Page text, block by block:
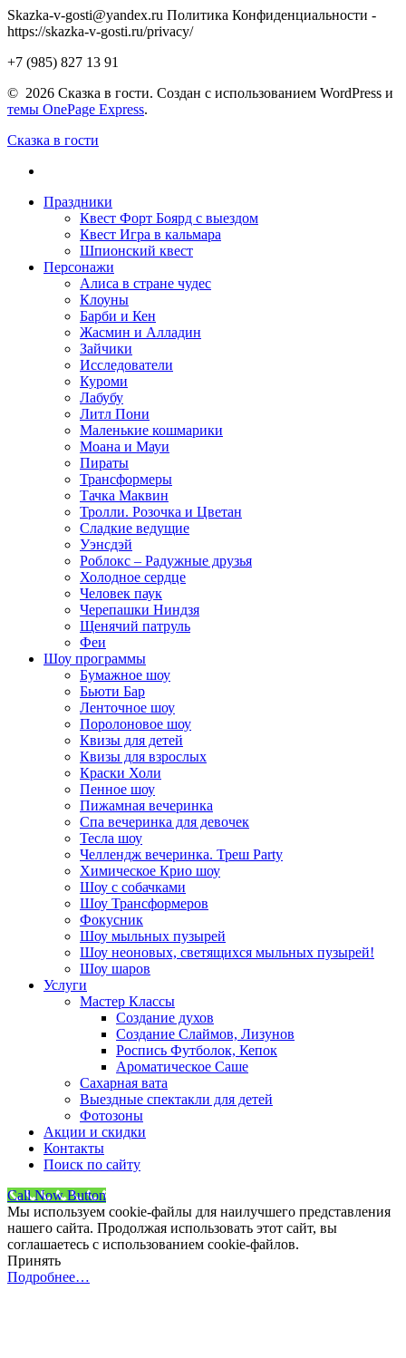
Skazka-v-gosti@yandex.ru Политика Конфиденциальности -
https://skazka-v-gosti.ru/privacy/
+7 (985) 827 13 91
© 2026 Сказка в гости. Создан с использованием WordPress и
темы OnePage Express.
Сказка в гости
Праздники
Квест Форт Боярд с выездом
Квест Игра в кальмара
Шпионский квест
Персонажи
Алиса в стране чудес
Клоуны
Барби и Кен
Жасмин и Алладин
Зайчики
Исследователи
Куроми
Лабубу
Литл Пони
Маленькие кошмарики
Моана и Мауи
Пираты
Трансформеры
Тачка Маквин
Тролли. Розочка и Цветан
Сладкие ведущие
Уэнсдэй
Роблокс – Радужные друзья
Холодное сердце
Человек паук
Черепашки Ниндзя
Щенячий патруль
Феи
Шоу программы
Бумажное шоу
Бьюти Бар
Ленточное шоу
Поролоновое шоу
Квизы для детей
Квизы для взрослых
Краски Холи
Пенное шоу
Пижамная вечеринка
Спа вечеринка для девочек
Тесла шоу
Челлендж вечеринка. Треш Party
Химическое Крио шоу
Шоу с собачками
Шоу Трансформеров
Фокусник
Шоу мыльных пузырей
Шоу неоновых, светящихся мыльных пузырей!
Шоу шаров
Услуги
Мастер Классы
Создание духов
Создание Слаймов, Лизунов
Роспись Футболок, Кепок
Ароматическое Саше
Сахарная вата
Выездные спектакли для детей
Фотозоны
Акции и скидки
Контакты
Поиск по сайту
Call Now Button
Мы используем cookie-файлы для наилучшего представления
нашего сайта. Продолжая использовать этот сайт, вы
соглашаетесь с использованием cookie-файлов.
Принять
Подробнее…